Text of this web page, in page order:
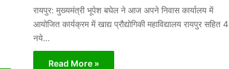
रायपुर: मुख्यमंत्री भूपेश बघेल ने आज अपने निवास कार्यालय में
आयोजित कार्यक्रम में खाद्य प्रौद्योगिकी महाविद्यालय रायपुर सहित 4
नये…
Read More »